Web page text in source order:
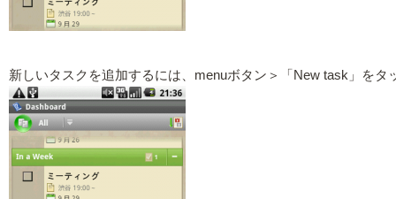
新しいタスクを追加するには、menuボタン＞「New task」をタ